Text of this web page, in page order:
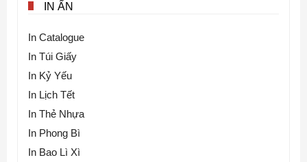
IN ẤN
In Catalogue
In Túi Giấy
In Kỷ Yếu
In Lịch Tết
In Thẻ Nhựa
In Phong Bì
In Bao Lì Xì